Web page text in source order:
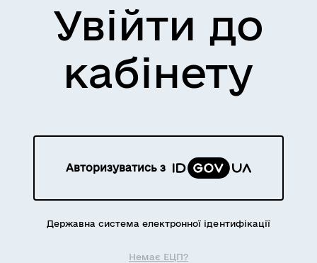
Увійти до
кабінету
Авторизуватись з
Державна система електронної ідентифікації
Немає ЕЦП?